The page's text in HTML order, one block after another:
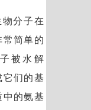
分子在
常简单的
被水解
它们的基
中的氨基